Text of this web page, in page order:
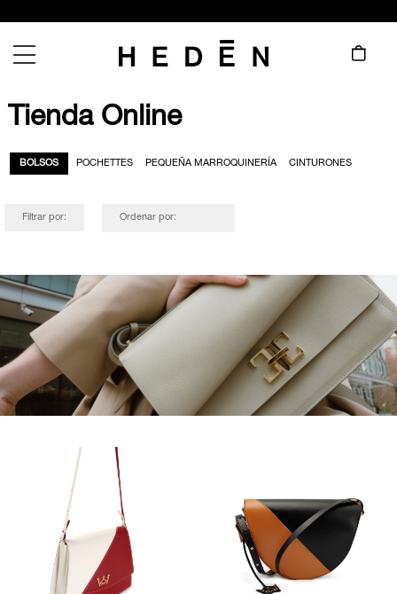
Tienda Online
BOLSOS POCHETTES PEQUEÑA MARROQUINERÍA CINTURONES
Filtrar por: Ordenar por: